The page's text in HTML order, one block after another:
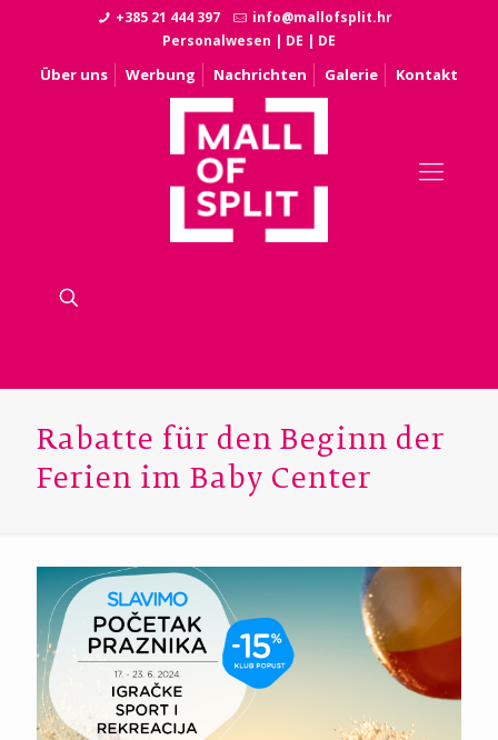
+385 21 444 397
info@mallofsplit.hr
Personalwesen | DE | DE
Über uns Werbung Nachrichten Galerie Kontakt
Rabatte für den Beginn der
Ferien im Baby Center